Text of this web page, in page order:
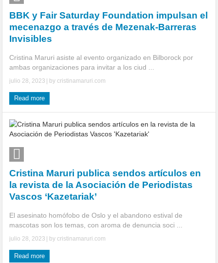
BBK y Fair Saturday Foundation impulsan el
mecenazgo a través de Mezenak-Barreras
Invisibles
Cristina Maruri asiste al evento organizado en Bilborock por
ambas organizaciones para invitar a los ciud ...
julio 28, 2023 | bycristinamaruri.com
Read more
Cristina Maruri publica sendos artículos en
la revista de la Asociación de Periodistas
Vascos ‘Kazetariak’
El asesinato homófobo de Oslo y el abandono estival de
mascotas son los temas, con aroma de denuncia soci ...
julio 28, 2023 | bycristinamaruri.com
Read more